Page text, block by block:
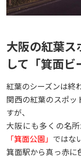
大阪の紅葉ス
して「箕面ビ
紅葉のシーズンは終
関西の紅葉のスポッ
すが、
大阪にも多くの名
「箕面公園」 ではな
箕面駅から真っ赤に